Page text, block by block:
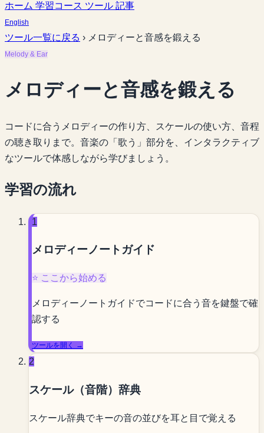
ホーム 学習コース ツール 記事
English
ツール一覧に戻る › メロディーと音感を鍛える
Melody & Ear
メロディーと音感を鍛える
コードに合うメロディーの作り方、スケールの使い方、音程
の聴き取りまで。音楽の「歌う」部分を、インタラクティブ
なツールで体感しながら学びましょう。
学習の流れ
1
メロディーノートガイド
⭐ ここから始める
メロディーノートガイドでコードに合う音を鍵盤で確
認する
ツールを開く →
2
スケール（音階）辞典
スケール辞典でキーの音の並びを耳と目で覚える